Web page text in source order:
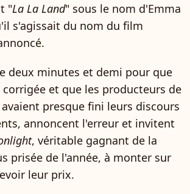
"La La Land" sous le nom d'Emma
s'agissait du nom du film
deux minutes et demi pour que
et que les producteurs de
presque fini leurs discours
annoncent l'erreur et invitent
, véritable gagnant de la
prisée de l'année, à monter sur
leur prix.